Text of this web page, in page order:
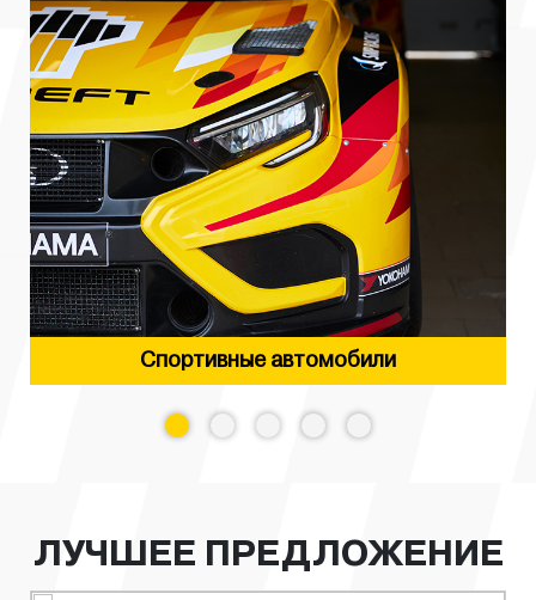
Спортивные автомобили
ЛУЧШЕЕ ПРЕДЛОЖЕНИЕ